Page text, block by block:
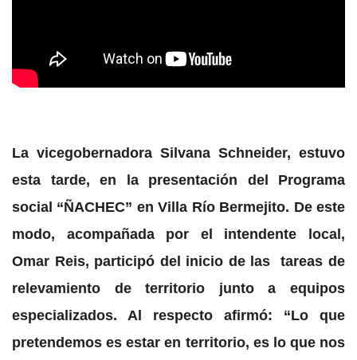
La vicegobernadora Silvana Schneider, estuvo
esta tarde, en la presentación del Programa
social “ÑACHEC” en Villa Río Bermejito. De este
modo, acompañada por el intendente local,
Omar Reis, participó del inicio de las tareas de
relevamiento de territorio junto a equipos
especializados. Al respecto afirmó: “Lo que
pretendemos es estar en territorio, es lo que nos